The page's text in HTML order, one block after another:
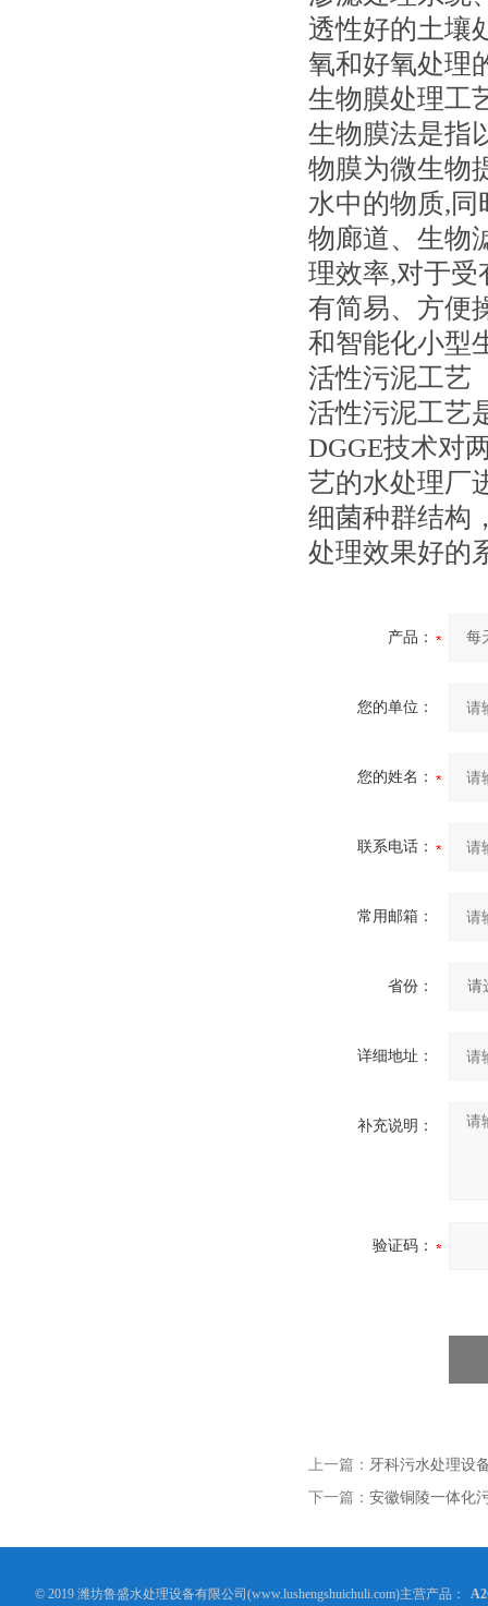
透性好的土壤
氧和好氧处理
生物膜处理工
生物膜法是指
物膜为微生物
水中的物质,
物廊道、生物
理效率,对于
有简易、方便
和智能化小型
活性污泥工艺
活性污泥工艺
DGGE技术对
艺的水处理厂
细菌种群结构
处理效果好的
产品：
您的单位：
您的姓名：
联系电话：
常用邮箱：
省份：
详细地址：
补充说明：
验证码：
上一篇： 牙科污水处理设
下一篇： 安徽铜陵一体化
© 2019 潍坊鲁盛水处理设备有限公司(www.lushengshuichuli.com)主营产品：